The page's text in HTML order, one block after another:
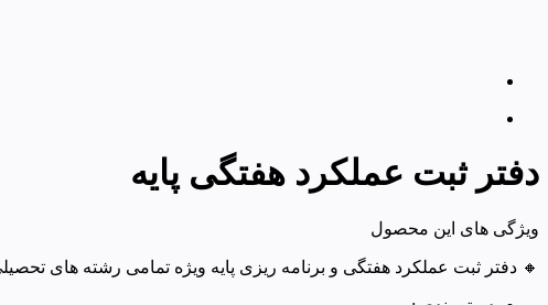
دفتر ثبت عملکرد هفتگی پایه
ویژگی های این محصول
🔸 دفتر ثبت عملکرد هفتگی و برنامه ریزی پایه ویژه تمامی رشته های